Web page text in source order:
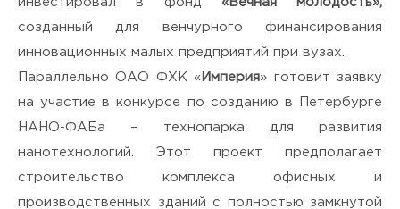
созданный для венчурного финансирования
инновационных малых предприятий при вузах.
Параллельно ОАО ФХК « Империя» готовит заявку
на участие в конкурсе по созданию в Петербурге
НАНО-ФАБа – технопарка для развития
нанотехнологий. Этот проект предполагает
строительство комплекса офисных и
производственных зданий с полностью замкнутой